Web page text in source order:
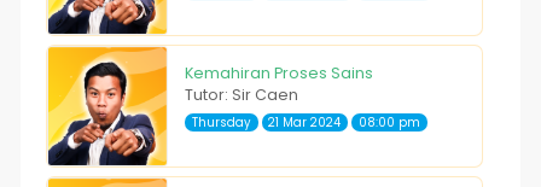
Kemahiran Proses Sains
Tutor: Sir Caen
Thursday 21 Mar 2024 08:00 pm